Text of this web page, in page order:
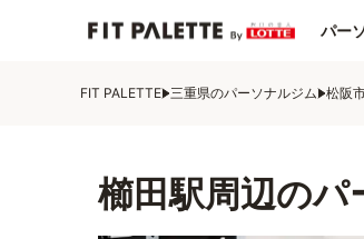
パー
FIT PALETTE 三重県のパーソナルジム 松阪
櫛田駅周辺の